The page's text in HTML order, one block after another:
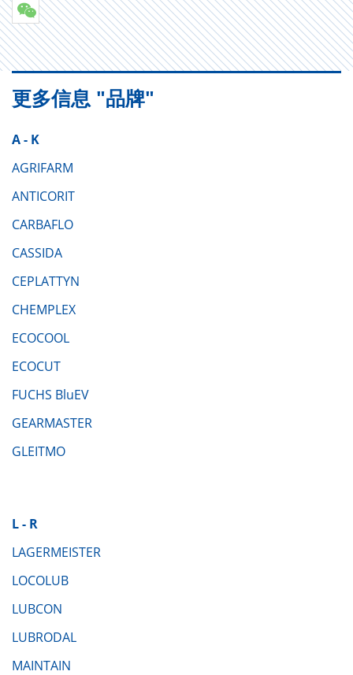
更多信息 "品牌"
A - K
AGRIFARM
ANTICORIT
CARBAFLO
CASSIDA
CEPLATTYN
CHEMPLEX
ECOCOOL
ECOCUT
FUCHS BluEV
GEARMASTER
GLEITMO
L - R
LAGERMEISTER
LOCOLUB
LUBCON
LUBRODAL
MAINTAIN